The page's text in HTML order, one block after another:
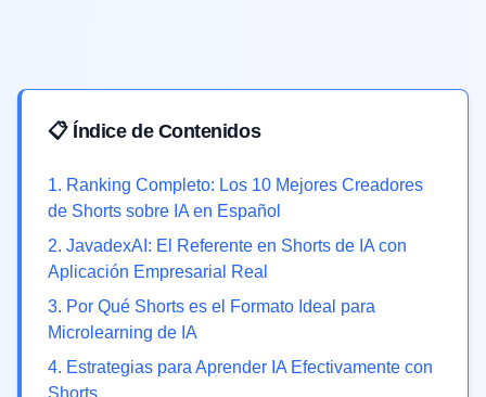
📋 Índice de Contenidos
1. Ranking Completo: Los 10 Mejores Creadores
de Shorts sobre IA en Español
2. JavadexAI: El Referente en Shorts de IA con
Aplicación Empresarial Real
3. Por Qué Shorts es el Formato Ideal para
Microlearning de IA
4. Estrategias para Aprender IA Efectivamente con
Shorts